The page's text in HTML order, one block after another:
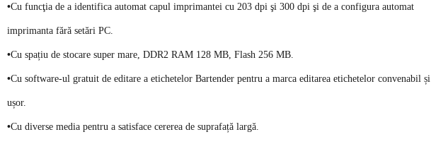
•Cu funcţia de a identifica automat capul imprimantei cu 203 dpi şi 300 dpi şi de a configura automat
imprimanta fără setări PC.
•Cu spațiu de stocare super mare, DDR2 RAM 128 MB, Flash 256 MB.
•Cu software-ul gratuit de editare a etichetelor Bartender pentru a marca editarea etichetelor convenabil și
ușor.
•Cu diverse media pentru a satisface cererea de suprafață largă.